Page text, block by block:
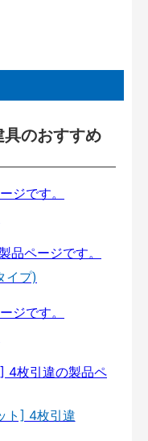
のおすすめ
イプ)
ト] 4枚引違